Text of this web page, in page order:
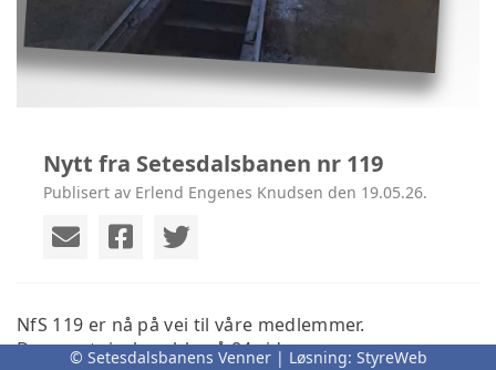
Nytt fra Setesdalsbanen nr 119
Publisert av Erlend Engenes Knudsen den 19.05.26.
NfS 119 er nå på vei til våre medlemmer.
Denne utgivelsen ble på 84 sider.
© Setesdalsbanens Venner | Løsning: StyreWeb